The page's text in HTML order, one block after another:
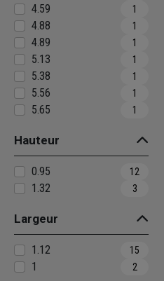
4.59 1
4.88 1
4.89 1
5.13 1
5.38 1
5.56 1
5.65 1
Hauteur
0.95 12
1.32 3
Largeur
1.12 15
1 2